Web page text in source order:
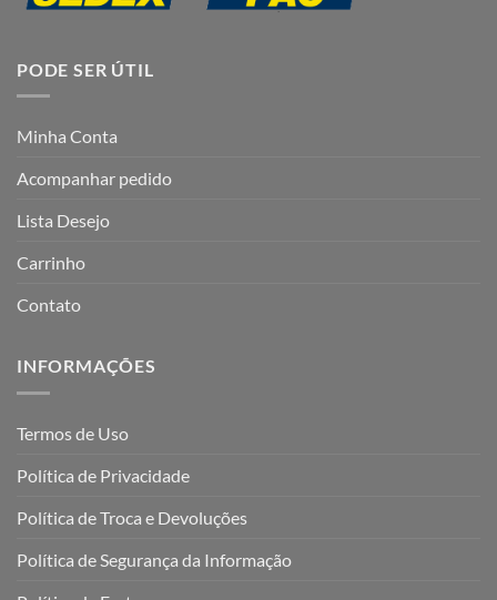
PODE SER ÚTIL
Minha Conta
Acompanhar pedido
Lista Desejo
Carrinho
Contato
INFORMAÇÕES
Termos de Uso
Política de Privacidade
Política de Troca e Devoluções
Política de Segurança da Informação